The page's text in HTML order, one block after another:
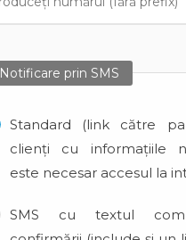
Notificare prin SMS
Standard (link către
clienți cu informațiile
este necesar accesul la
SMS cu textul